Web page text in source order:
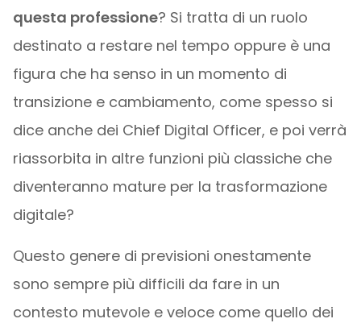
questa professione? Si tratta di un ruolo
destinato a restare nel tempo oppure è una
figura che ha senso in un momento di
transizione e cambiamento, come spesso si
dice anche dei Chief Digital Officer, e poi verrà
riassorbita in altre funzioni più classiche che
diventeranno mature per la trasformazione
digitale?
Questo genere di previsioni onestamente
sono sempre più difficili da fare in un
contesto mutevole e veloce come quello dei